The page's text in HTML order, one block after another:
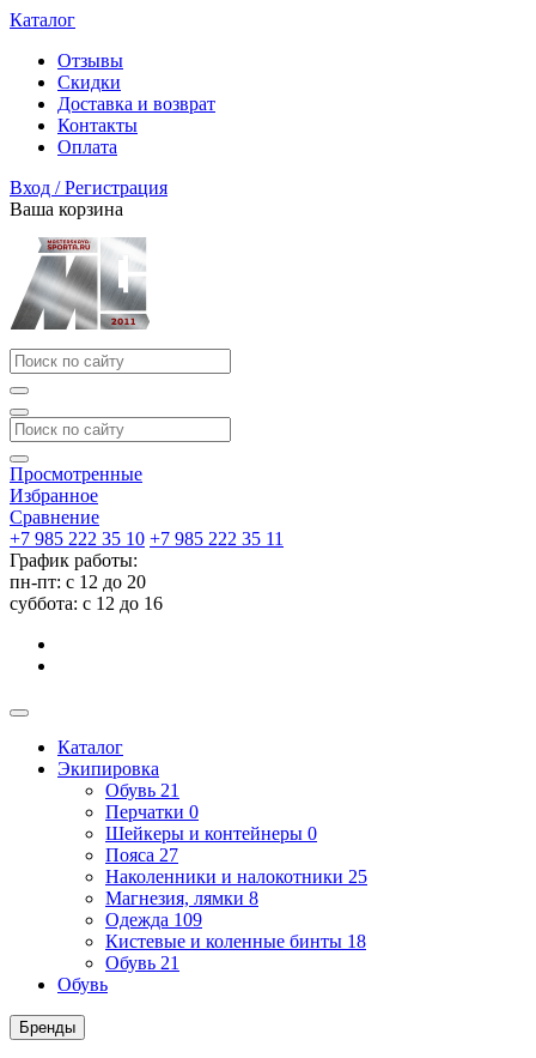
Каталог
Отзывы
Скидки
Доставка и возврат
Контакты
Оплата
Вход / Регистрация
Ваша корзина
Просмотренные
Избранное
Сравнение
+7 985 222 35 10 +7 985 222 35 11
График работы:
пн-пт: с 12 до 20
суббота: c 12 до 16
Каталог
Экипировка
Обувь 21
Перчатки 0
Шейкеры и контейнеры 0
Пояса 27
Наколенники и налокотники 25
Магнезия, лямки 8
Одежда 109
Кистевые и коленные бинты 18
Обувь 21
Обувь
Бренды